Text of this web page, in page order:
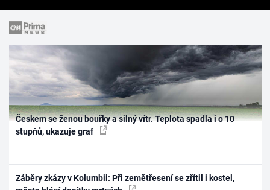
Českem se ženou bouřky a silný vítr. Teplota spadla i o 10
stupňů, ukazuje graf
Záběry zkázy v Kolumbii: Při zemětřesení se zřítil i kostel,